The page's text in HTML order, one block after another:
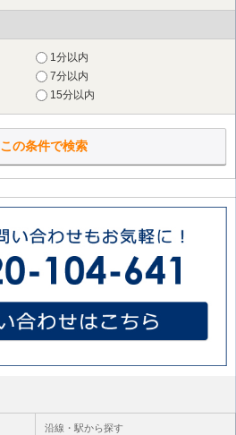
1分以内
7分以内
15分以内
この条件で検索
沿線・駅から探す